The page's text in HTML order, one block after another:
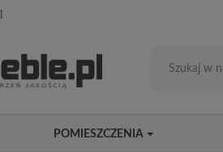
POMIESZCZENIA